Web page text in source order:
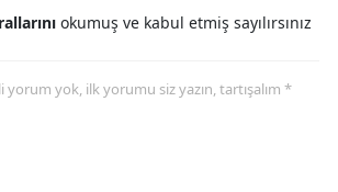
okumuş ve kabul etmiş sayılırsınız
yorum yok, ilk yorumu siz yazın, tartışalım *